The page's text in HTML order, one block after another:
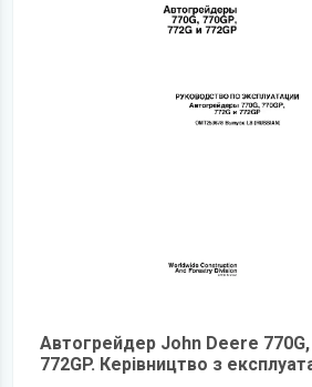
Автогрейдер John Deere 770G,
772GP. Керівництво з